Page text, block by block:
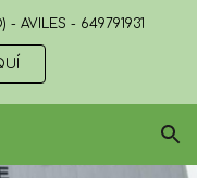
AVILÉS - 649791931